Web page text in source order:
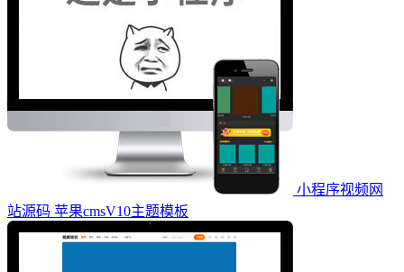
小程序视频网
站源码 苹果cmsV10主题模板